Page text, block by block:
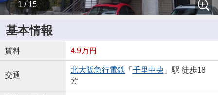
1 / 15
基本情報
賃料 4.9万円
交通
北大阪急行電鉄 「 千里中央 」駅 徒歩18
分